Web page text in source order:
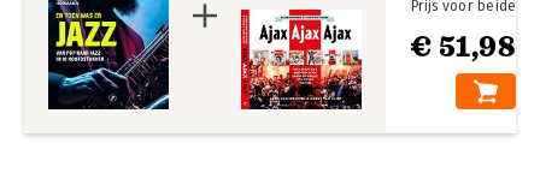
€ 51,98
Prijs voor beide